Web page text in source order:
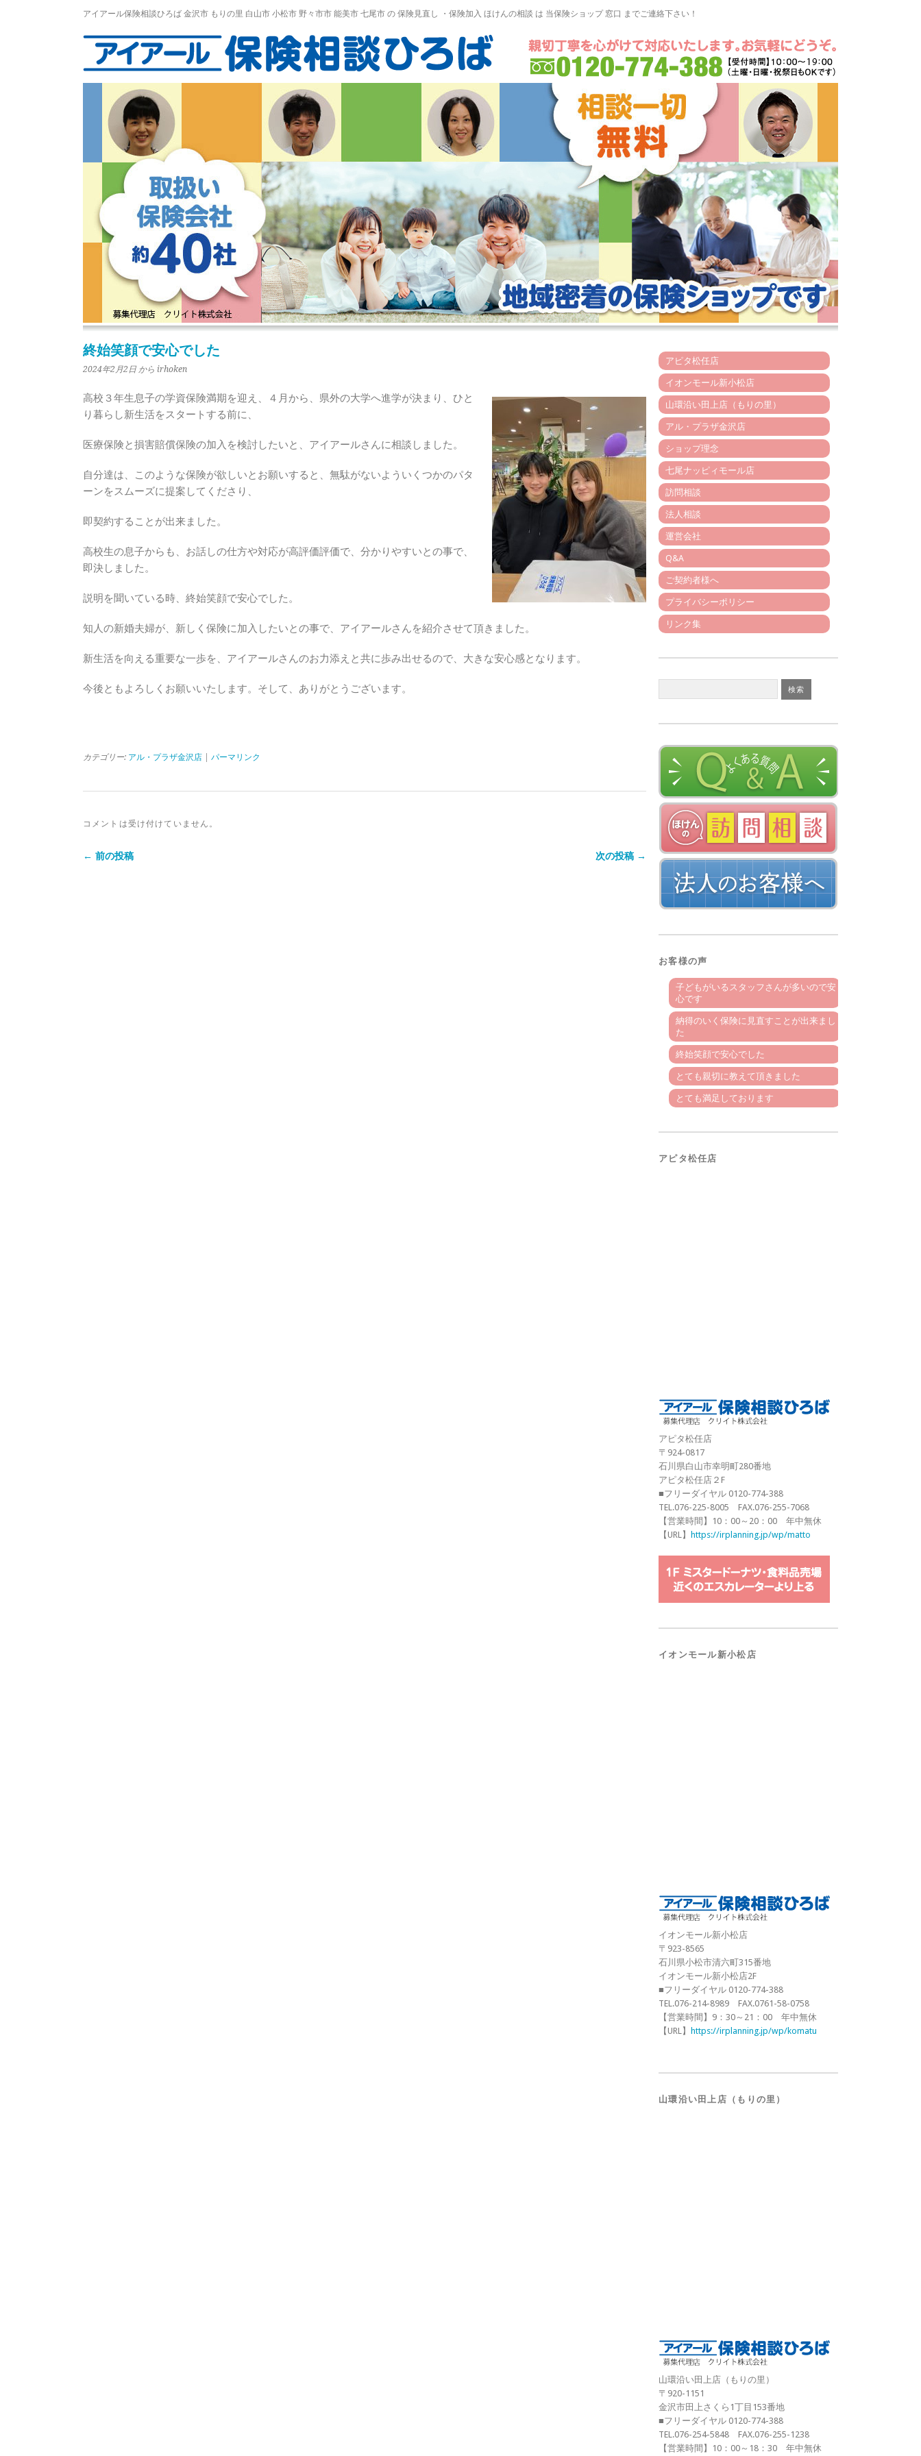
アイアール保険相談ひろば 金沢市 もりの里 白山市 小松市 野々市市 能美市 七尾市 の 保険見直し ・保険加入 ほけんの相談 は 当保険ショップ 窓口 までご連絡下さい！
終始笑顔で安心でした
2024年2月2日 から irhoken
高校３年生息子の学資保険満期を迎え、４月から、県外の大学へ進学が決まり、ひと
り暮らし新生活をスタートする前に、
医療保険と損害賠償保険の加入を検討したいと、アイアールさんに相談しました。
自分達は、このような保険が欲しいとお願いすると、無駄がないよういくつかのパタ
ーンをスムーズに提案してくださり、
即契約することが出来ました。
高校生の息子からも、お話しの仕方や対応が高評価評価で、分かりやすいとの事で、
即決しました。
説明を聞いている時、終始笑顔で安心でした。
知人の新婚夫婦が、新しく保険に加入したいとの事で、アイアールさんを紹介させて頂きました。
新生活を向える重要な一歩を、アイアールさんのお力添えと共に歩み出せるので、大きな安心感となります。
今後ともよろしくお願いいたします。そして、ありがとうございます。
カテゴリー: アル・プラザ金沢店 パーマリンク
コメントは受け付けていません。
← 前の投稿 次の投稿 →
アピタ松任店
イオンモール新小松店
山環沿い田上店（もりの里）
アル・プラザ金沢店
ショップ理念
七尾ナッピィモール店
訪問相談
法人相談
運営会社
Q&A
ご契約者様へ
プライバシーポリシー
リンク集
お客様の声
子どもがいるスタッフさんが多いので安
心です
納得のいく保険に見直すことが出来まし
た
終始笑顔で安心でした
とても親切に教えて頂きました
とても満足しております
アピタ松任店
アピタ松任店
〒924-0817
石川県白山市幸明町280番地
アピタ松任店２F
■フリーダイヤル 0120-774-388
TEL.076-225-8005 FAX.076-255-7068
【営業時間】10：00～20：00 年中無休
【URL】
https://irplanning.jp/wp/matto
イオンモール新小松店
イオンモール新小松店
〒923-8565
石川県小松市清六町315番地
イオンモール新小松店2F
■フリーダイヤル 0120-774-388
TEL.076-214-8989 FAX.0761-58-0758
【営業時間】9：30～21：00 年中無休
【URL】
https://irplanning.jp/wp/komatu
山環沿い田上店（もりの里）
山環沿い田上店（もりの里）
〒920-1151
金沢市田上さくら1丁目153番地
■フリーダイヤル 0120-774-388
TEL.076-254-5848 FAX.076-255-1238
【営業時間】10：00～18：30 年中無休